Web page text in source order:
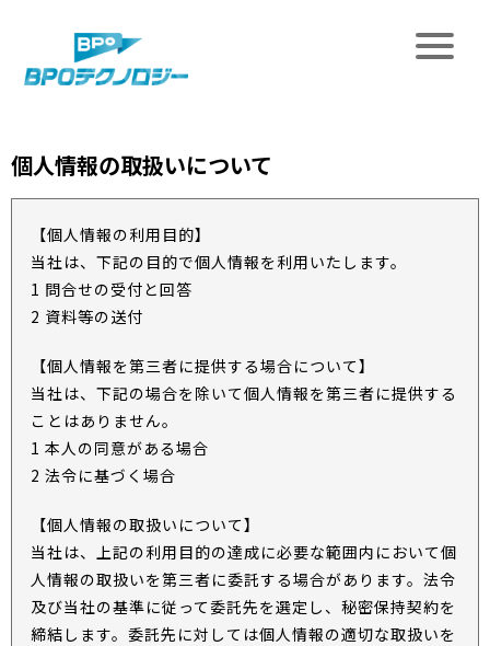
個人情報の取扱いについて
【個人情報の利用目的】
当社は、下記の目的で個人情報を利用いたします。
1 問合せの受付と回答
2 資料等の送付
【個人情報を第三者に提供する場合について】
当社は、下記の場合を除いて個人情報を第三者に提供する
ことはありません。
1 本人の同意がある場合
2 法令に基づく場合
【個人情報の取扱いについて】
当社は、上記の利用目的の達成に必要な範囲内において個
人情報の取扱いを第三者に委託する場合があります。法令
及び当社の基準に従って委託先を選定し、秘密保持契約を
締結します。委託先に対しては個人情報の適切な取扱いを